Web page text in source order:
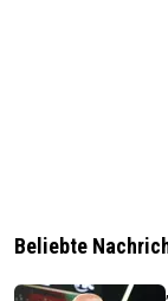
Beliebte